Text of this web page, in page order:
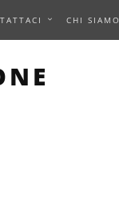
CHI SIAMO